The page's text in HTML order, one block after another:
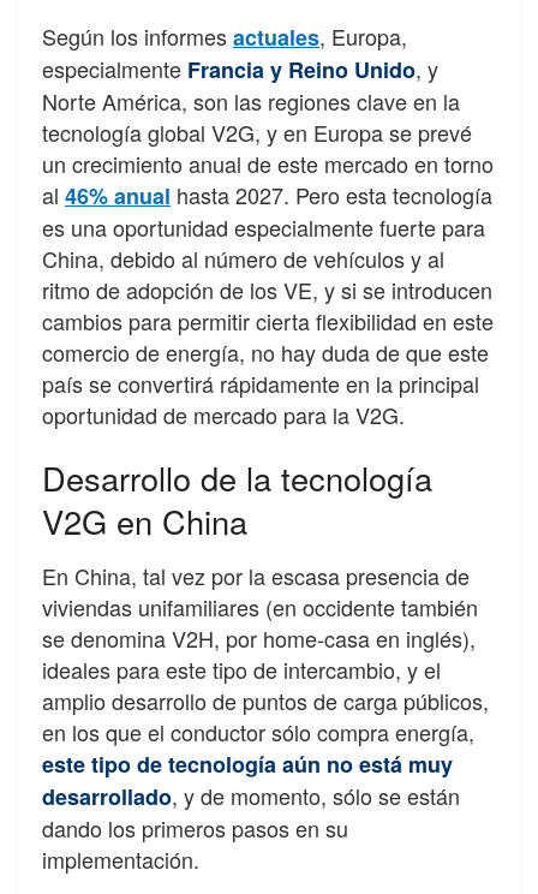
Según los informesactuales, Europa,
especialmente Francia y Reino Unido, y
Norte América, son las regiones clave en la
tecnología global V2G, y en Europa se prevé
un crecimiento anual de este mercado en torno
al 46% anual hasta 2027. Pero esta tecnología
es una oportunidad especialmente fuerte para
China, debido al número de vehículos y al
ritmo de adopción de los VE, y si se introducen
cambios para permitir cierta flexibilidad en este
comercio de energía, no hay duda de que este
país se convertirá rápidamente en la principal
oportunidad de mercado para la V2G.
Desarrollo de la tecnología
V2G en China
En China, tal vez por la escasa presencia de
viviendas unifamiliares (en occidente también
se denomina V2H, por home-casa en inglés),
ideales para este tipo de intercambio, y el
amplio desarrollo de puntos de carga públicos,
en los que el conductor sólo compra energía,
este tipo de tecnología aún no está muy
desarrollado, y de momento, sólo se están
dando los primeros pasos en su
implementación.